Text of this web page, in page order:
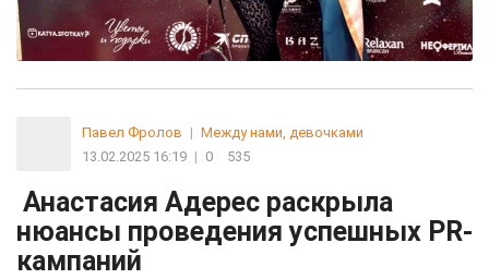
Павел Фролов | Между нами, девочками
13.02.2025 16:19 | 0 535
Анастасия Адерес раскрыла
нюансы проведения успешных PR-
кампаний